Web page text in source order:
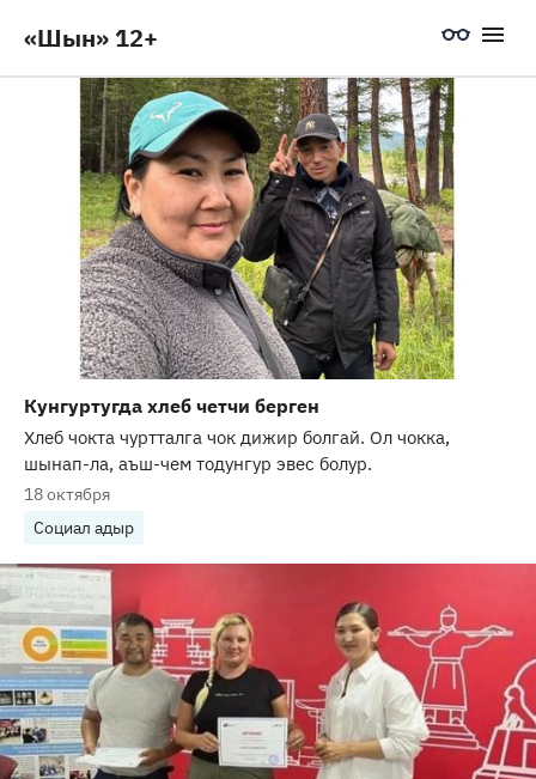
«Шын» 12+
Кунгуртугда хлеб четчи берген
Хлеб чокта чуртталга чок дижир болгай. Ол чокка,
шынап-ла, аъш-чем тодунгур эвес болур.
18 октября
Социал адыр